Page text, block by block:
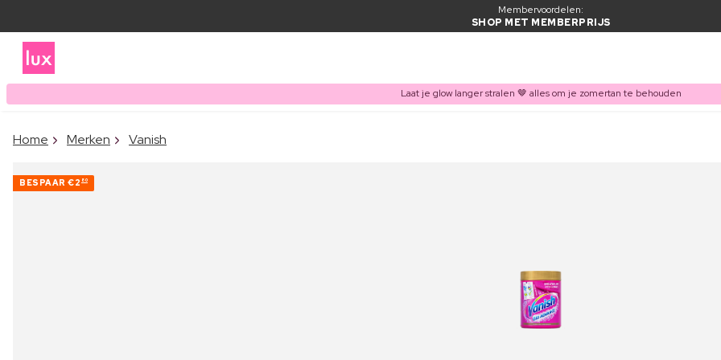
Membervoordelen:
SHOP MET MEMBERPRIJS
Laat je glow langer stralen 🤎 alles om je zomertan te behouden
Home Merken Vanish
BESPAAR €2 80